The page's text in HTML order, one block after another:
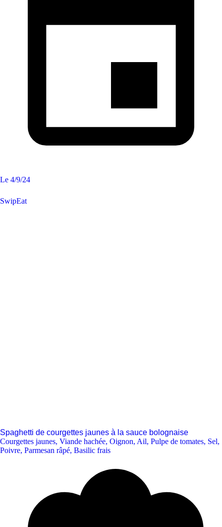
Le 4/9/24
SwipEat
Spaghetti de courgettes jaunes à la sauce bolognaise
Courgettes jaunes, Viande hachée, Oignon, Ail, Pulpe de tomates, Sel,
Poivre, Parmesan râpé, Basilic frais